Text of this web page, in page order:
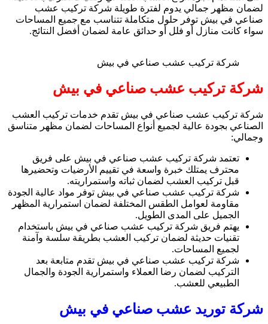
لضمان مظهر جمالي يدوم لفترة طويلة شركة تركيب عشب
صناعي في بيش توفر حلول متكاملة تتناسب مع جميع المساحات
سواء كانت منازل أو فلل أو حدائق عامة لضمان أفضل النتائج.
شركة تركيب عشب صناعي في بيش
شركة تركيب عشب صناعي في بيش
شركة تركيب عشب صناعي في بيش تقدم خدمات تركيب العشب
الصناعي بجودة عالية لجميع أنواع المساحات لضمان مظهر متناسق
وجمالي:
تعتمد شركة تركيب عشب صناعي في بيش على فريق
محترف يمتلك خبرة واسعة في تقييم الأرضيات وتحضيرها
قبل تركيب العشب لضمان ثباته واستمراريته.
شركة تركيب عشب صناعي في بيش توفر مواد عالية الجودة
مقاومة لعوامل الطقس المختلفة لضمان استمرارية المظهر
الجميل على المدى الطويل.
يهتم فريق شركة تركيب عشب صناعي في بيش باستخدام
تقنيات حديثة لضمان تركيب العشب بطريقة سلسة وآمنة
لجميع المساحات.
شركة تركيب عشب صناعي في بيش تقدم متابعة بعد
التركيب لضمان رضا العملاء واستمرارية الجودة والجمال
الطبيعي للعشب.
شركة توريد عشب صناعي في بيش